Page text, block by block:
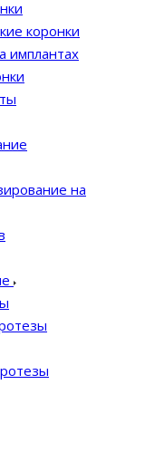
коронки
имплантах
на